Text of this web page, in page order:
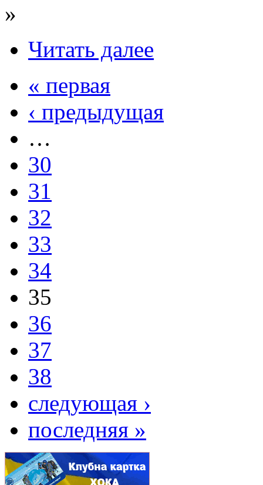
»
Читать далее
« первая
‹ предыдущая
…
30
31
32
33
34
35
36
37
38
следующая ›
последняя »